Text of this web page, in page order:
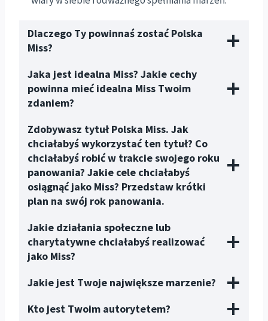
Dlaczego Ty powinnaś zostać Polska
Miss?
Jaka jest idealna Miss? Jakie cechy
powinna mieć idealna Miss Twoim
zdaniem?
Zdobywasz tytuł Polska Miss. Jak
chciałabyś wykorzystać ten tytuł? Co
chciałabyś robić w trakcie swojego roku
panowania? Jakie cele chciałabyś
osiągnąć jako Miss? Przedstaw krótki
plan na swój rok panowania.
Jakie działania społeczne lub
charytatywne chciałabyś realizować
jako Miss?
Jakie jest Twoje największe marzenie?
Kto jest Twoim autorytetem?